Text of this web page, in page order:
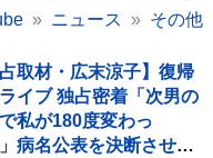
ニュース その他
占取材・広末涼子】復帰
イブ 独占密着「次男の
私が180度変わっ
病名公表を決断させ